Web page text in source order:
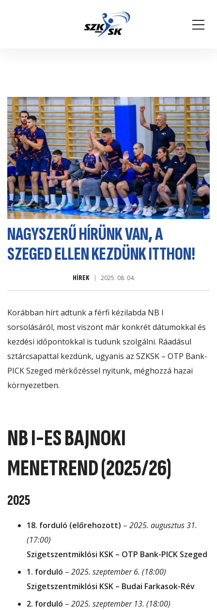
NAGYSZERŰ HÍRÜNK VAN, A
SZEGED ELLEN KEZDÜNK ITTHON!
HÍREK 2025. 08. 04.
Korábban hírt adtunk a férfi kézilabda NB I
sorsolásáról, most viszont már konkrét dátumokkal és
kezdési időpontokkal is tudunk szolgálni. Ráadásul
sztárcsapattal kezdünk, ugyanis az SZKSK – OTP Bank-
PICK Szeged mérkőzéssel nyitunk, méghozzá hazai
környezetben.
NB I-ES BAJNOKI
MENETREND (2025/26)
2025
18. forduló (előrehozott) – 2025. augusztus 31.
(17:00)
Szigetszentmiklósi KSK – OTP Bank-PICK Szeged
1. forduló – 2025. szeptember 6. (18:00)
Szigetszentmiklósi KSK – Budai Farkasok-Rév
2. forduló – 2025. szeptember 13. (18:00)